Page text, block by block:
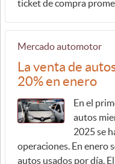
ticket de compra
Mercado automotor
La venta de
20% en enero
En el
autos
2025 se
operaciones. En enero
autos usados por día.